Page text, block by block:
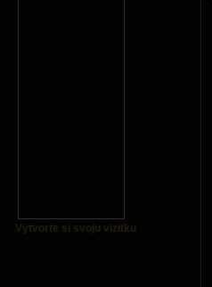
Vytvorte si svoju vizitku